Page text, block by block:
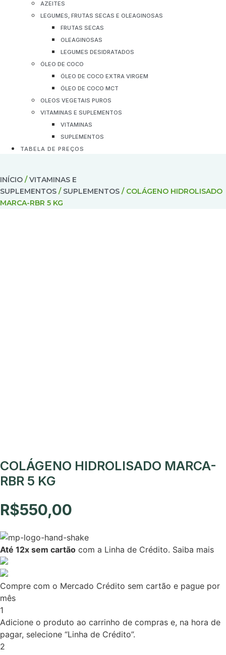
AZEITES
LEGUMES, FRUTAS SECAS E OLEAGINOSAS
FRUTAS SECAS
OLEAGINOSAS
LEGUMES DESIDRATADOS
ÓLEO DE COCO
ÓLEO DE COCO EXTRA VIRGEM
ÓLEO DE COCO MCT
OLEOS VEGETAIS PUROS
VITAMINAS E SUPLEMENTOS
VITAMINAS
SUPLEMENTOS
TABELA DE PREÇOS
INÍCIO /VITAMINAS E
SUPLEMENTOS / SUPLEMENTOS / COLÁGENO HIDROLISADO
MARCA-RBR 5 KG
COLÁGENO HIDROLISADO MARCA-
RBR 5 KG
R$550,00
Até 12x sem cartão com a Linha de Crédito. Saiba mais
Compre com o Mercado Crédito sem cartão e pague por
mês
1
Adicione o produto ao carrinho de compras e, na hora de
pagar, selecione “Linha de Crédito”.
2